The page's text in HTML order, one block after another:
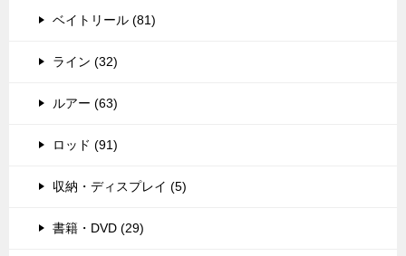
ベイトリール (81)
ライン (32)
ルアー (63)
ロッド (91)
収納・ディスプレイ (5)
書籍・DVD (29)